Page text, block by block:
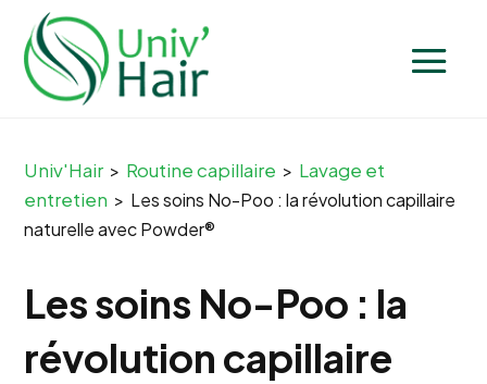
Univ'Hair > Routine capillaire > Lavage et
entretien > Les soins No-Poo : la révolution capillaire
naturelle avec Powder®
Les soins No-Poo : la
révolution capillaire